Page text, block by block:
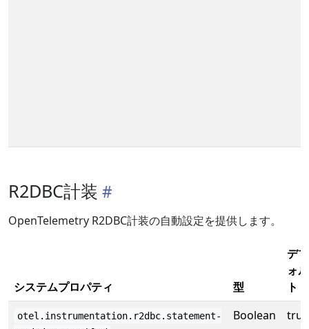
R2DBC計装
OpenTelemetry R2DBC計装の自動設定を提供します。
システムプロパティ 型
デフ
ォル
ト
otel.instrumentation.r2dbc.statement-
Boolean true